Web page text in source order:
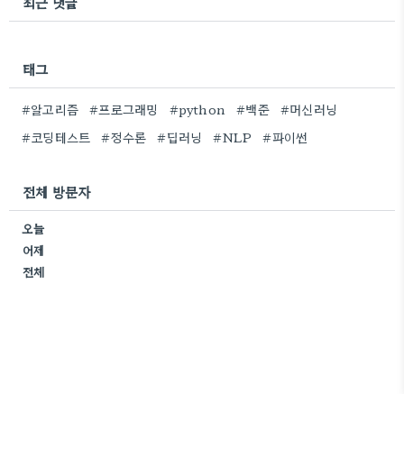
태그
#알고리즘 #프로그래밍 #python #백준
#머신러닝
#코딩테스트
#정수론 #딥러닝 #NLP #파이썬
전체 방문자
오늘
어제
전체